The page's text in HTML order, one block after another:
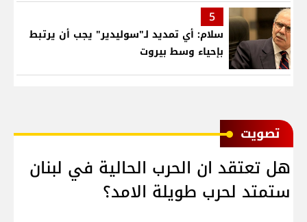
5
سلام: أي تمديد لـ"سوليدير" يجب أن يرتبط
بإحياء وسط بيروت
ﺗﺼﻮﻳﺖ
هل تعتقد ان الحرب الحالية في لبنان
ستمتد لحرب طويلة الامد؟